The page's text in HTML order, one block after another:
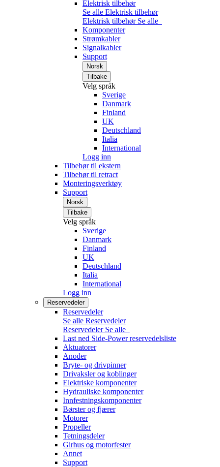
Elektrisk tilbehør
Se alle Elektrisk tilbehør
Elektrisk tilbehør Se alle
Komponenter
Strømkabler
Signalkabler
Support
Norsk
Tilbake
Velg språk
Sverige
Danmark
Finland
UK
Deutschland
Italia
International
Logg inn
Tilbehør til ekstern
Tilbehør til retract
Monteringsverktøy
Support
Norsk
Tilbake
Velg språk
Sverige
Danmark
Finland
UK
Deutschland
Italia
International
Logg inn
Reservedeler
Reservedeler
Se alle Reservedeler
Reservedeler Se alle
Last ned Side-Power reservedelsliste
Aktuatorer
Anoder
Bryte- og drivpinner
Drivaksler og koblinger
Elektriske komponenter
Hydrauliske komponenter
Innfestningskomponenter
Børster og fjærer
Motorer
Propeller
Tetningsdeler
Girhus og motorfester
Annet
Support